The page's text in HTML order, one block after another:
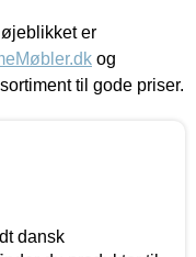
er
og
til gode priser.
dansk